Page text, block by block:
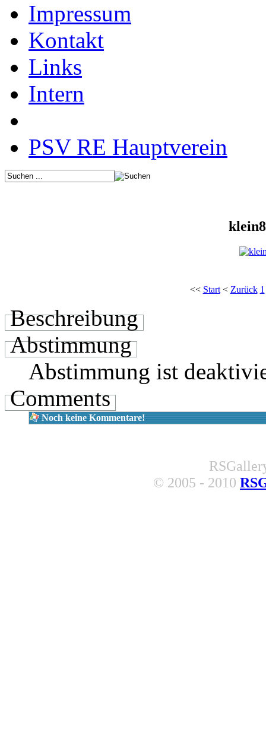
Impressum
Kontakt
Links
Intern
PSV RE Hauptverein
<< Start< Zurück 1
Beschreibung
Abstimmung
Abstimmung ist
Comments
Noch keine Kommentare!
© 2005 - 2010